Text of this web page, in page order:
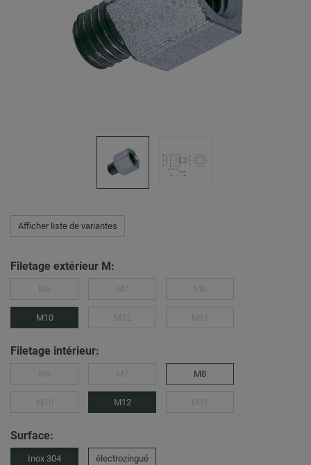
Afficher liste de variantes
Filetage extérieur M:
M10
Filetage intérieur:
M8
M12
Surface:
Inox 304 électrozingué